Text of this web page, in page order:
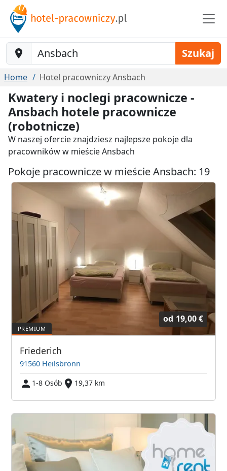
Baustelle-Location Szukaj
Home Hotel pracowniczy Ansbach
Kwatery i noclegi pracownicze -
Ansbach hotele pracownicze
(robotnicze)
W naszej ofercie znajdziesz najlepsze pokoje dla
pracowników w mieście Ansbach
Pokoje pracownicze w mieście Ansbach: 19
od 19,00 €
Friederich
91560 Heilsbronn
1-8 Osób
19,37 km